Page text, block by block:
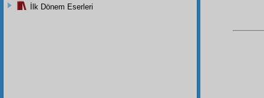
İlk Dönem Eserleri